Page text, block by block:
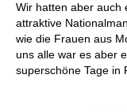
Wir hatten aber auch
attraktive
wie die Frauen aus
uns alle war es aber
superschöne Tage in